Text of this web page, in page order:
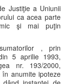
Justiţie a Uniunii
ca acea parte
şi mai puţin
, prin
5 aprilie 1993,
nr. 193/2000,
anumite ipoteze